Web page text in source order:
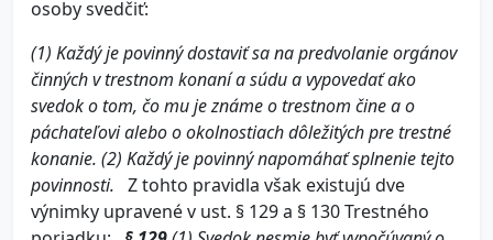
osoby svedčiť:
(1) Každý je povinný dostaviť sa na predvolanie orgánov
činných v trestnom konaní a súdu a vypovedať ako
svedok o tom, čo mu je známe o trestnom čine a o
páchateľovi alebo o okolnostiach dôležitých pre trestné
konanie. (2) Každý je povinný napomáhať splnenie tejto
povinnosti. Z tohto pravidla však existujú dve
výnimky upravené v ust. § 129 a § 130 Trestného